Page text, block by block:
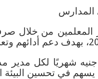
المدارس
من خلال
كما أعلن عن تخصيص 5000 جنيه
في تحسين البيئة